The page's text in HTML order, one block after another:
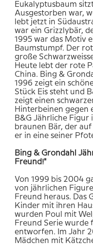
Eukalyptusbaum
Ausgestorben war,
lebt jetzt in
war ein Grizzlybär,
1995 war das Motiv
Baumstumpf. Der
große
Heute lebt der rote
China. Bing &
1996 zeigt ein
Stück Eis steht und
zeigt einen
Hinterbeinen gegen
B&G Jährliche Figur
braunen Bär, der
er in eine seiner
Bing & Grondahl
Freund!"
Von 1999 bis 2004
von jährlichen
Freund heraus. Das
Kinder mit ihren
wurden Poul mit
Freund Serie wurde
entworfen. Im Jahr
Mädchen mit